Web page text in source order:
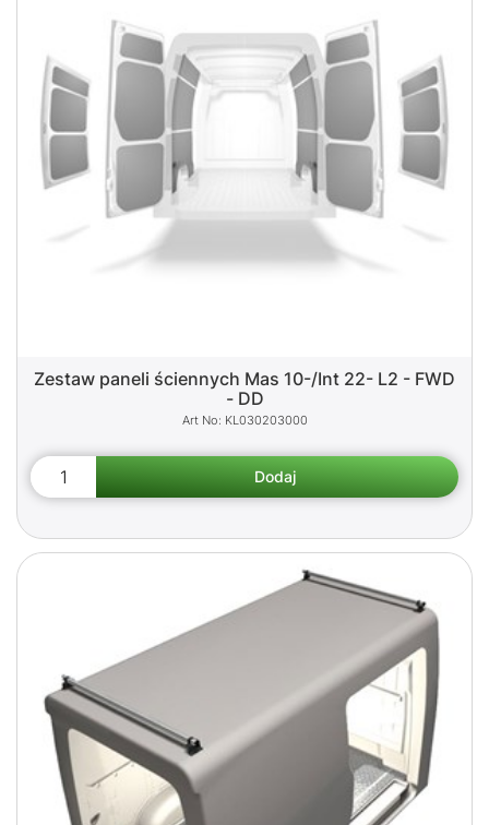
Zestaw paneli ściennych Mas 10-/Int 22- L2 - FWD
- DD
KL030203000